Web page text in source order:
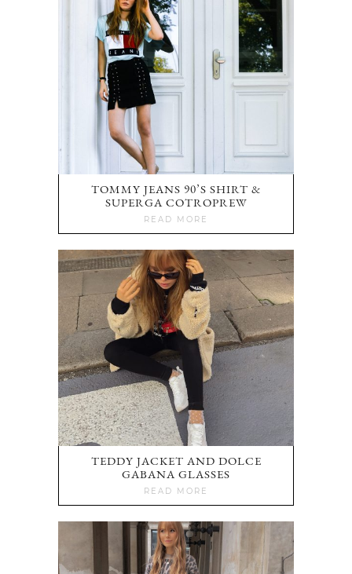
TOMMY JEANS 90’S SHIRT &
SUPERGA COTROPREW
READ MORE
TEDDY JACKET AND DOLCE
GABANA GLASSES
READ MORE